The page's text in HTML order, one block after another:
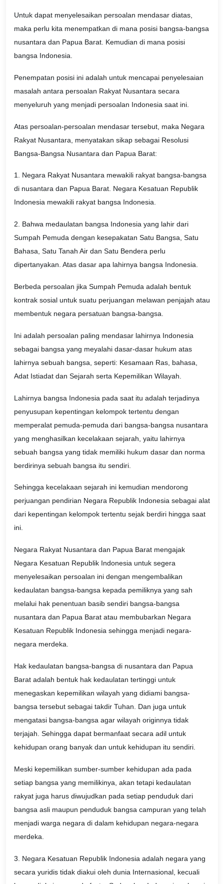
Untuk dapat menyelesaikan persoalan mendasar diatas,
maka perlu kita menempatkan di mana posisi bangsa-bangsa
nusantara dan Papua Barat. Kemudian di mana posisi
bangsa Indonesia.
Penempatan posisi ini adalah untuk mencapai penyelesaian
masalah antara persoalan Rakyat Nusantara secara
menyeluruh yang menjadi persoalan Indonesia saat ini.
Atas persoalan-persoalan mendasar tersebut, maka Negara
Rakyat Nusantara, menyatakan sikap sebagai Resolusi
Bangsa-Bangsa Nusantara dan Papua Barat:
1. Negara Rakyat Nusantara mewakili rakyat bangsa-bangsa
di nusantara dan Papua Barat. Negara Kesatuan Republik
Indonesia mewakili rakyat bangsa Indonesia.
2. Bahwa medaulatan bangsa Indonesia yang lahir dari
Sumpah Pemuda dengan kesepakatan Satu Bangsa, Satu
Bahasa, Satu Tanah Air dan Satu Bendera perlu
dipertanyakan. Atas dasar apa lahirnya bangsa Indonesia.
Berbeda persoalan jika Sumpah Pemuda adalah bentuk
kontrak sosial untuk suatu perjuangan melawan penjajah atau
membentuk negara persatuan bangsa-bangsa.
Ini adalah persoalan paling mendasar lahirnya Indonesia
sebagai bangsa yang meyalahi dasar-dasar hukum atas
lahirnya sebuah bangsa, seperti: Kesamaan Ras, bahasa,
Adat Istiadat dan Sejarah serta Kepemilikan Wilayah.
Lahirnya bangsa Indonesia pada saat itu adalah terjadinya
penyusupan kepentingan kelompok tertentu dengan
memperalat pemuda-pemuda dari bangsa-bangsa nusantara
yang menghasilkan kecelakaan sejarah, yaitu lahirnya
sebuah bangsa yang tidak memiliki hukum dasar dan norma
berdirinya sebuah bangsa itu sendiri.
Sehingga kecelakaan sejarah ini kemudian mendorong
perjuangan pendirian Negara Republik Indonesia sebagai alat
dari kepentingan kelompok tertentu sejak berdiri hingga saat
ini.
Negara Rakyat Nusantara dan Papua Barat mengajak
Negara Kesatuan Republik Indonesia untuk segera
menyelesaikan persoalan ini dengan mengembalikan
kedaulatan bangsa-bangsa kepada pemiliknya yang sah
melalui hak penentuan basib sendiri bangsa-bangsa
nusantara dan Papua Barat atau membubarkan Negara
Kesatuan Republik Indonesia sehingga menjadi negara-
negara merdeka.
Hak kedaulatan bangsa-bangsa di nusantara dan Papua
Barat adalah bentuk hak kedaulatan tertinggi untuk
menegaskan kepemilikan wilayah yang didiami bangsa-
bangsa tersebut sebagai takdir Tuhan. Dan juga untuk
mengatasi bangsa-bangsa agar wilayah originnya tidak
terjajah. Sehingga dapat bermanfaat secara adil untuk
kehidupan orang banyak dan untuk kehidupan itu sendiri.
Meski kepemilikan sumber-sumber kehidupan ada pada
setiap bangsa yang memilikinya, akan tetapi kedaulatan
rakyat juga harus diwujudkan pada setiap penduduk dari
bangsa asli maupun penduduk bangsa campuran yang telah
menjadi warga negara di dalam kehidupan negara-negara
merdeka.
3. Negara Kesatuan Republik Indonesia adalah negara yang
secara yuridis tidak diakui oleh dunia Internasional, kecuali